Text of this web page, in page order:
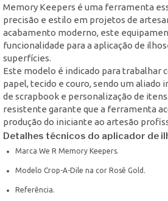
Memory Keepers é uma ferramenta
precisão e estilo em projetos de
acabamento moderno, este
funcionalidade para a aplicação de
superfícies.
Este modelo é indicado para trabalhar
papel, tecido e couro, sendo um aliado
de scrapbook e personalização de
resistente garante que a ferramenta
produção do iniciante ao artesão
Detalhes técnicos do aplicador de
Marca We R Memory Keepers.
Modelo Crop-A-Dile na cor Rosê Gold.
Referência.